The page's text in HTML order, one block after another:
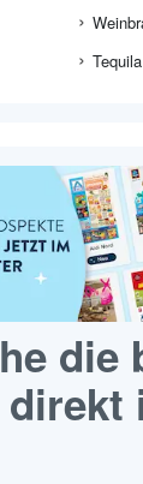
die